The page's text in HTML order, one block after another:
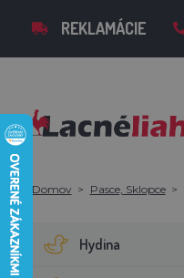
REKLAMÁCIE
Domov Pasce, Sklopce
Hydina